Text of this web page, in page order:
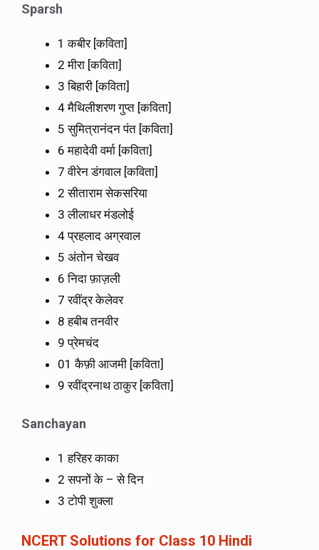
Sparsh
1 कबीर [कविता]
2 मीरा [कविता]
3 बिहारी [कविता]
4 मैथिलीशरण गुप्त [कविता]
5 सुमित्रानंदन पंत [कविता]
6 महादेवी वर्मा [कविता]
7 वीरेन डंगवाल [कविता]
2 सीताराम सेकसरिया
3 लीलाधर मंडलोई
4 प्रहलाद अग्रवाल
5 अंतोन चेखव
6 निदा फ़ाज़ली
7 रवींद्र केलेवर
8 हबीब तनवीर
9 प्रेमचंद
01 कैफ़ी आजमी [कविता]
9 रवींद्रनाथ ठाकुर [कविता]
Sanchayan
1 हरिहर काका
2 सपनों के – से दिन
3 टोपी शुक्ला
NCERT Solutions for Class 10 Hindi